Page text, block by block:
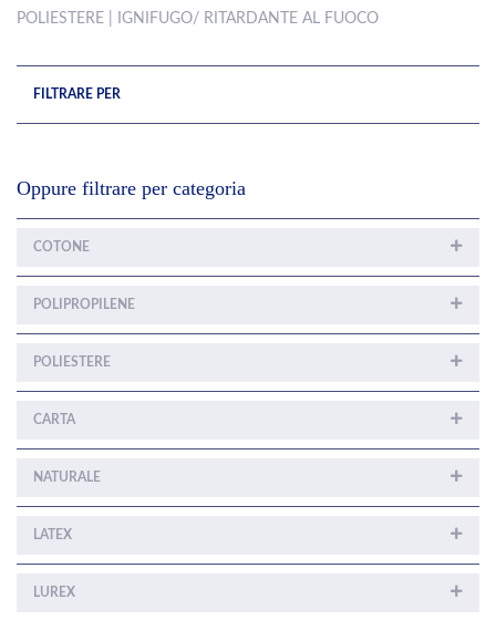
POLIESTERE | IGNIFUGO/ RITARDANTE AL FUOCO
FILTRARE PER
Oppure filtrare per categoria
COTONE
POLIPROPILENE
POLIESTERE
CARTA
NATURALE
LATEX
LUREX